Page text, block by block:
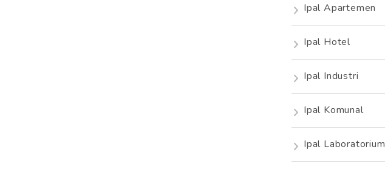
Ipal Apartemen
Ipal Hotel
Ipal Industri
Ipal Komunal
Ipal Laboratorium